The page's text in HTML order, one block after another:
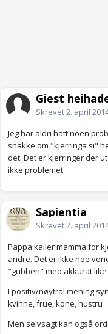
Gjest
Skrevet2. april
Jeg har aldri hatt noen
snakke om "kjerringa si"
det. Det er kjerringer der
ikke problemet.
Sapientia
Skrevet2. april
Pappa kaller mamma for
andre. Det er ikke noe
"gubben" med akkurat
I positiv/nøytral mening
kvinne, frue, kone, hustru
Men selvsagt kan også